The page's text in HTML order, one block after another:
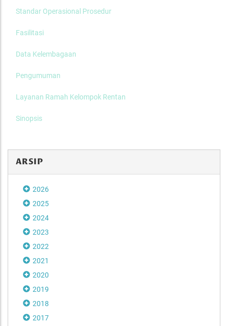
Standar Operasional Prosedur
Fasilitasi
Data Kelembagaan
Pengumuman
Layanan Ramah Kelompok Rentan
Sinopsis
ARSIP
2026
2025
2024
2023
2022
2021
2020
2019
2018
2017